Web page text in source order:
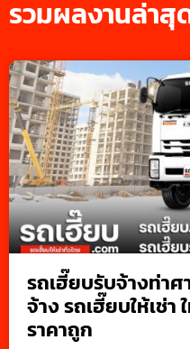
รวมผลงานล่าสุ
รถเฮี๊ยบรับจ้างท่าศ
จ้าง รถเฮี๊ยบให้เช่า
ราคาถูก